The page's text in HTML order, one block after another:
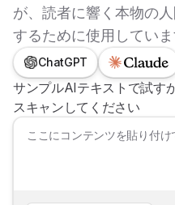
が、読者に響く本物の
するために使用していま
ChatGPT
サンプルAIテキストで試す
スキャンしてください